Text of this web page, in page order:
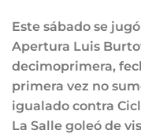
Este sábado se
Apertura Luis
decimoprimera,
primera vez no
igualado contra
La Salle goleó de